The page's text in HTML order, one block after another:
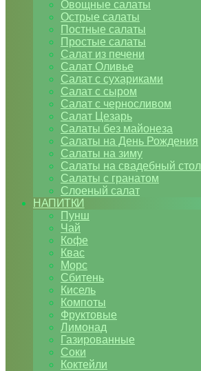
Овощные салаты
Острые салаты
Постные салаты
Простые салаты
Салат из печени
Салат Оливье
Салат с сухариками
Салат с сыром
Салат с черносливом
Салат Цезарь
Салаты без майонеза
Салаты на День Рождения
Салаты на зиму
Салаты на свадебный стол
Салаты с гранатом
Слоеный салат
НАПИТКИ
Пунш
Чай
Кофе
Квас
Морс
Сбитень
Кисель
Компоты
Фруктовые
Лимонад
Газированные
Соки
Коктейли